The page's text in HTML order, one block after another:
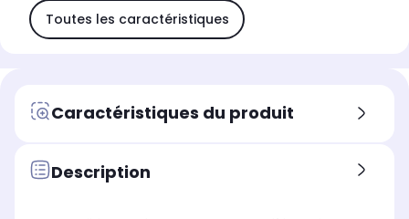
Toutes les caractéristiques
Caractéristiques du produit
Description